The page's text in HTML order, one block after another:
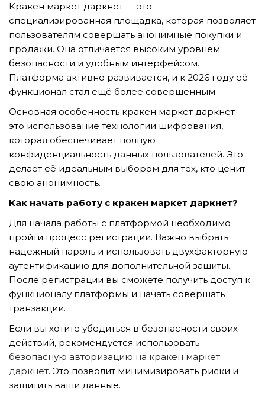
Thành phố...
Кракен маркет даркнет — это
специализированная площадка, которая позволяет
пользователям совершать анонимные покупки и
продажи. Она отличается высоким уровнем
безопасности и удобным интерфейсом.
Платформа активно развивается, и к 2026 году её
функционал стал ещё более совершенным.
Основная особенность кракен маркет даркнет —
это использование технологии шифрования,
которая обеспечивает полную
конфиденциальность данных пользователей. Это
делает её идеальным выбором для тех, кто ценит
свою анонимность.
Как начать работу с кракен маркет даркнет?
Для начала работы с платформой необходимо
пройти процесс регистрации. Важно выбрать
надежный пароль и использовать двухфакторную
аутентификацию для дополнительной защиты.
После регистрации вы сможете получить доступ к
функционалу платформы и начать совершать
транзакции.
Если вы хотите убедиться в безопасности своих
действий, рекомендуется использовать
безопасную авторизацию на кракен маркет
даркнет. Это позволит минимизировать риски и
защитить ваши данные.